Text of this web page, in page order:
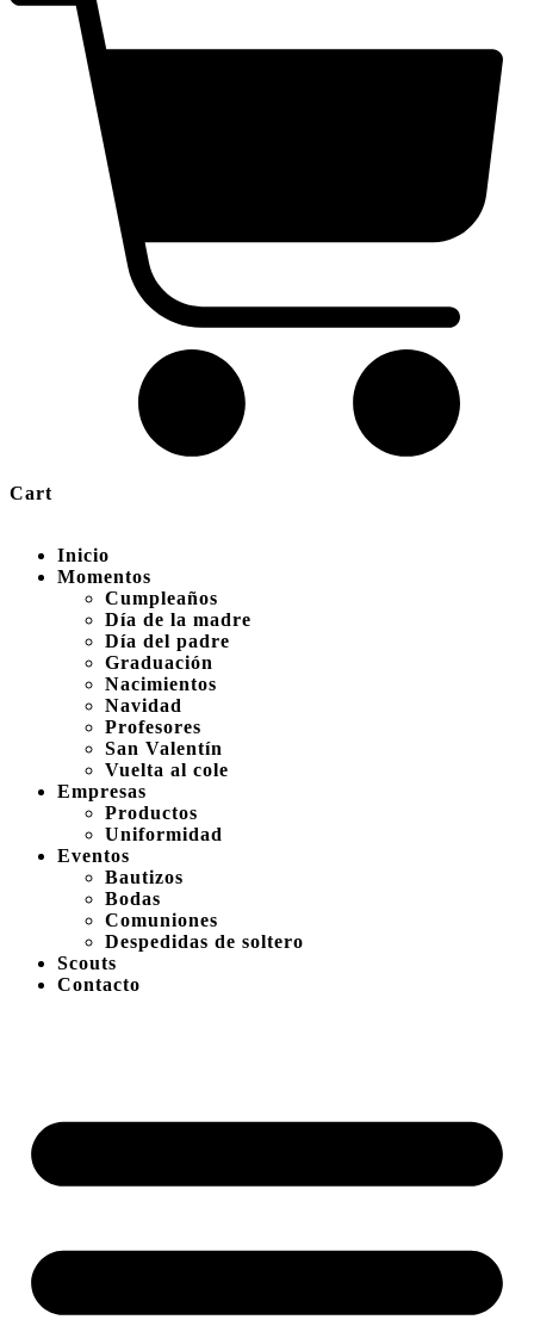
Cart
Inicio
Momentos
Cumpleaños
Día de la madre
Día del padre
Graduación
Nacimientos
Navidad
Profesores
San Valentín
Vuelta al cole
Empresas
Productos
Uniformidad
Eventos
Bautizos
Bodas
Comuniones
Despedidas de soltero
Scouts
Contacto